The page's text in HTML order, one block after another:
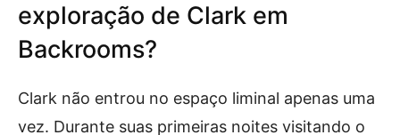
exploração de Clark em
Backrooms?
Clark não entrou no espaço liminal apenas uma
vez. Durante suas primeiras noites visitando o